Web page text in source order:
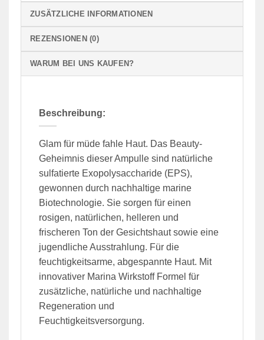
ZUSÄTZLICHE INFORMATIONEN
REZENSIONEN (0)
WARUM BEI UNS KAUFEN?
Beschreibung:
Glam für müde fahle Haut. Das Beauty-
Geheimnis dieser Ampulle sind natürliche
sulfatierte Exopolysaccharide (EPS),
gewonnen durch nachhaltige marine
Biotechnologie. Sie sorgen für einen
rosigen, natürlichen, helleren und
frischeren Ton der Gesichtshaut sowie eine
jugendliche Ausstrahlung. Für die
feuchtigkeitsarme, abgespannte Haut. Mit
innovativer Marina Wirkstoff Formel für
zusätzliche, natürliche und nachhaltige
Regeneration und
Feuchtigkeitsversorgung.